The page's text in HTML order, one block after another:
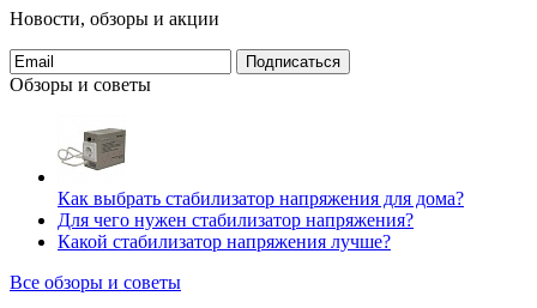
Новости, обзоры и акции
Подписаться
Обзоры и советы
Как выбрать стабилизатор напряжения для дома?
Для чего нужен стабилизатор напряжения?
Какой стабилизатор напряжения лучше?
Все обзоры и советы